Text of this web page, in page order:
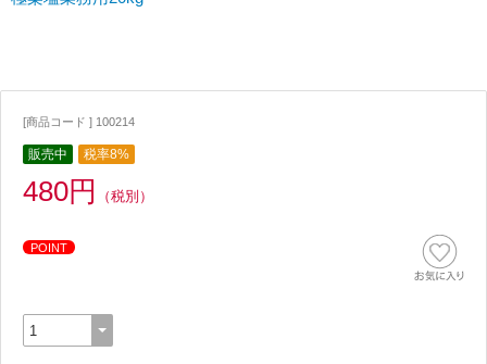
[商品コード ] 100214
販売中 税率8%
480円 （税別）
POINT